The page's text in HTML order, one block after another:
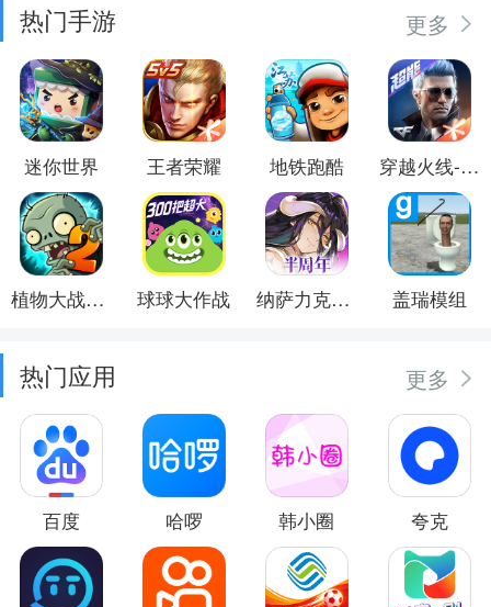
热门手游 更多
迷你世界 王者荣耀 地铁跑酷 穿越火线-枪战王者
植物大战僵尸2 球球大作战 纳萨力克之王 盖瑞模组
热门应用 更多
百度 哈啰 韩小圈 夸克